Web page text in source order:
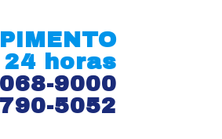
24 horas
9000
5052